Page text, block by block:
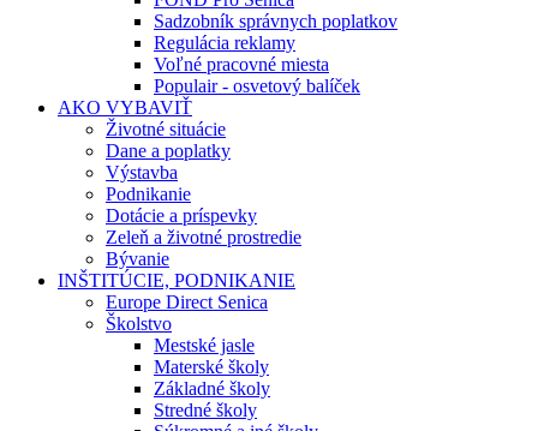
Sadzobník správnych poplatkov
Regulácia reklamy
Voľné pracovné miesta
Populair - osvetový balíček
AKO VYBAVIŤ
Životné situácie
Dane a poplatky
Výstavba
Podnikanie
Dotácie a príspevky
Zeleň a životné prostredie
Bývanie
INŠTITÚCIE, PODNIKANIE
Europe Direct Senica
Školstvo
Mestské jasle
Materské školy
Základné školy
Stredné školy